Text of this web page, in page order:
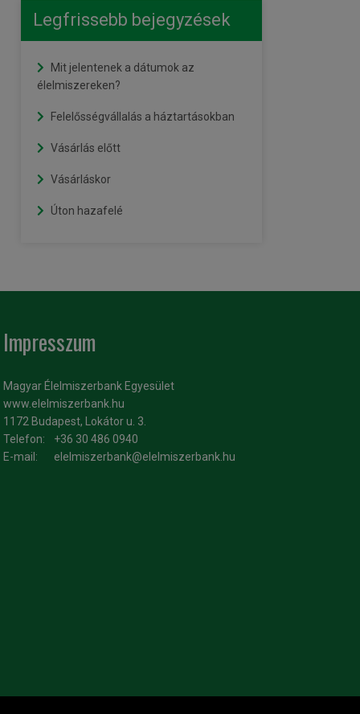
Legfrissebb bejegyzések
Mit jelentenek a dátumok az
élelmiszereken?
Felelősségvállalás a háztartásokban
Vásárlás előtt
Vásárláskor
Úton hazafelé
Impresszum
Magyar Élelmiszerbank Egyesület
www.elelmiszerbank.hu
1172 Budapest, Lokátor u. 3.
Telefon:
+36 30 486 0940
E-mail:
elelmiszerbank@elelmiszerbank.hu